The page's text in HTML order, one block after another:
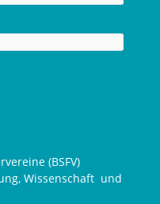
(BSFV)
Wissenschaft und